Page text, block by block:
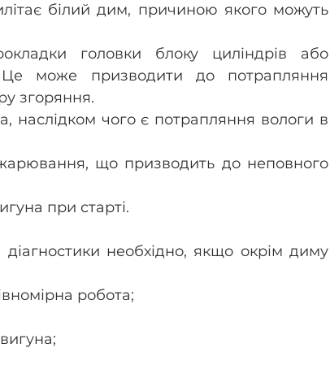
білий дим, причиною якого можуть
головки блоку циліндрів або
може призводити до потрапляння
згоряння.
наслідком чого є потрапляння вологи в
що призводить до неповного
при старті.
необхідно, якщо окрім диму
робота;